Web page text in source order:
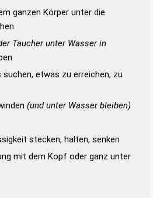
ganzen Körper unter die
Taucher unter Wasser in
etwas zu erreichen, zu
(und unter Wasser bleiben)
stecken, halten, senken
mit dem Kopf oder ganz unter